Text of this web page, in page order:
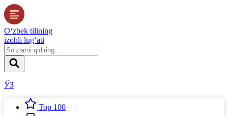
O‘zbek tilining
izohli lug‘ati
ЎЗ
Top 100